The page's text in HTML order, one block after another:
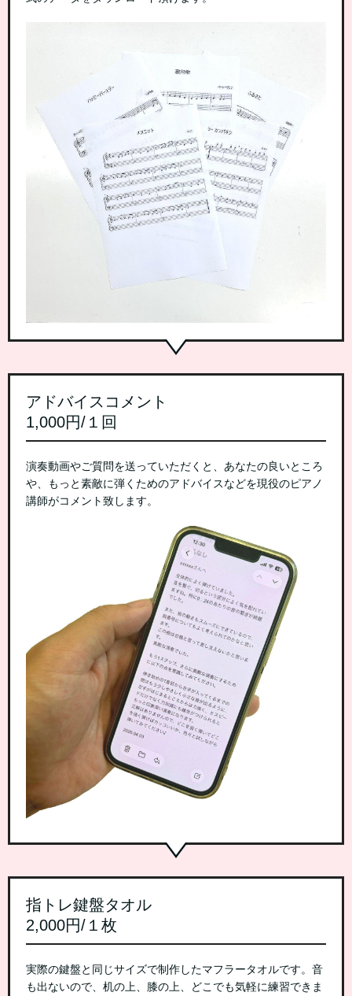
アドバイスコメント
1,000円/１回
演奏動画やご質問を送っていただくと、あなたの良いところ
や、もっと素敵に弾くためのアドバイスなどを現役のピアノ
講師がコメント致します。
指トレ鍵盤タオル
2,000円/１枚
実際の鍵盤と同じサイズで制作したマフラータオルです。音
も出ないので、机の上、膝の上、どこでも気軽に練習できま